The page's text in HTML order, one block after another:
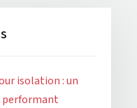
isolation : un